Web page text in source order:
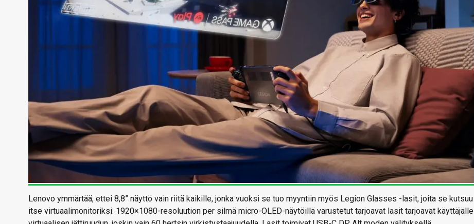
Lenovo ymmärtää, ettei 8,8” näyttö vain riitä kaikille, jonka vuoksi se tuo myyntiin myös Legion Glasses -lasit, joita se kutsuu
itse virtuaalimonitoriksi. 1920×1080-resoluution per silmä micro-OLED-näytöillä varustetut tarjoavat lasit tarjoavat käyttäjälle